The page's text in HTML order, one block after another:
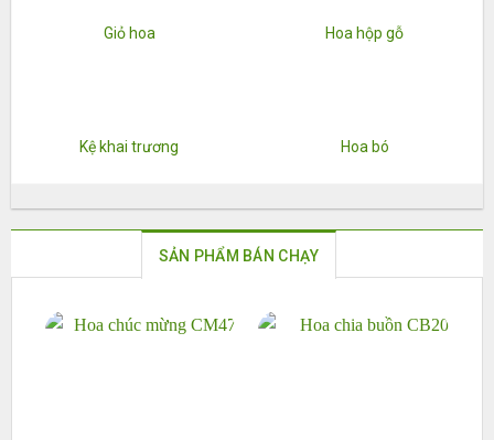
Giỏ hoa Hoa hộp gỗ
Kệ khai trương Hoa bó
SẢN PHẨM BÁN CHẠY